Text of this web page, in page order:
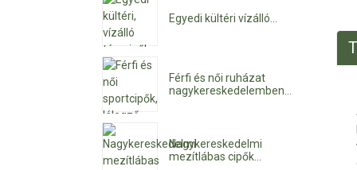
Egyedi kültéri vízálló...
Férfi és női ruházat
nagykereskedelemben...
Nagykereskedelmi
mezítlábas cipők...